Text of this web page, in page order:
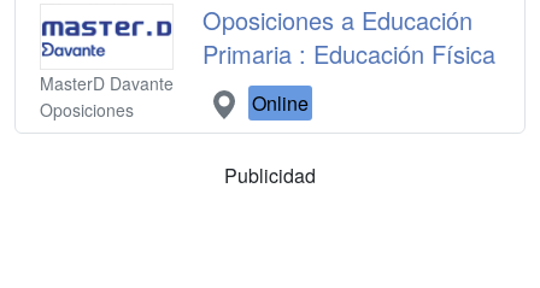
MasterD Davante
Oposiciones
Oposiciones a Educación
Primaria : Educación Física
Online
Publicidad